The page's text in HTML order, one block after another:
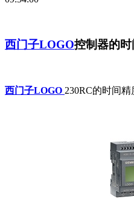
西门子LOGO控制器的时
西门子LOGO 230RC的时间精